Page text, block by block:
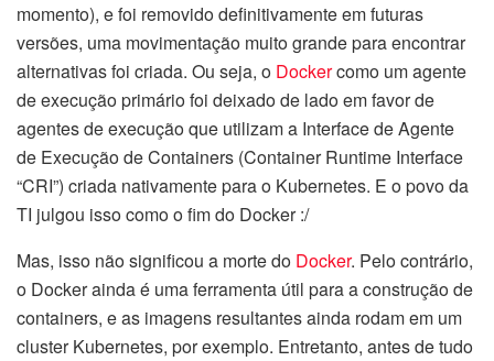
momento), e foi removido definitivamente em futuras
versões, uma movimentação muito grande para encontrar
alternativas foi criada. Ou seja, o Dockercomo um agente
de execução primário foi deixado de lado em favor de
agentes de execução que utilizam a Interface de Agente
de Execução de Containers (Container Runtime Interface
“CRI”) criada nativamente para o Kubernetes. E o povo da
TI julgou isso como o fim do Docker :/
Mas, isso não significou a morte do Docker. Pelo contrário,
o Docker ainda é uma ferramenta útil para a construção de
containers, e as imagens resultantes ainda rodam em um
cluster Kubernetes, por exemplo. Entretanto, antes de tudo